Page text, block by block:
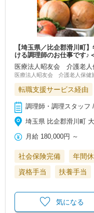
【埼玉県／比企郡滑川町
ける調理師のお仕事です♪
医療法人昭友会 介護老人
医療法人昭友会 介護老人保健
転職支援サービス経由
調理師・調理スタッフ
埼玉県 比企郡滑川町
月給 180,000円 ～
社会保険完備 年間
資格手当
扶養手当
気になる